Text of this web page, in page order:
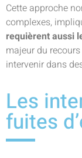
Cette approche
complexes,
requièrent aussi
majeur du
intervenir dans
Les
fuites